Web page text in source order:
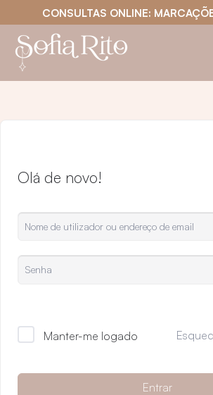
CONSULTAS ONLINE:
Olá de novo!
Manter-me logado
Entrar